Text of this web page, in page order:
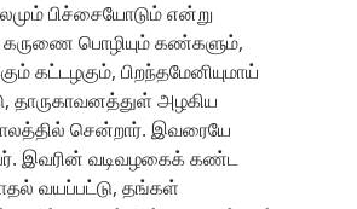
பிச்சையோடும் என்று
கருணை பொழியும் கண்களும்,
கட்டழகும், பிறந்தமேனியுமாய்
அழகிய
சென்றார். இவரையே
இவரின் வடிவழகைக் கண்ட
வயப்பட்டு, தங்கள்